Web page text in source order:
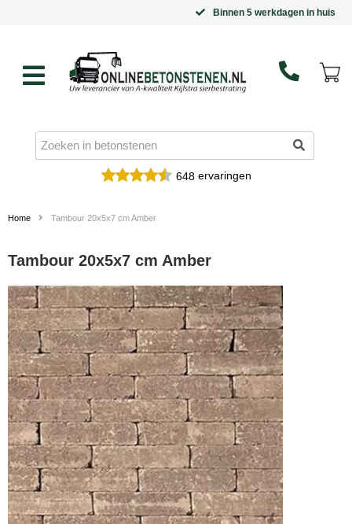
Binnen 5 werkdagen in huis
648ervaringen
Home Tambour 20x5x7 cm Amber
Tambour 20x5x7 cm Amber